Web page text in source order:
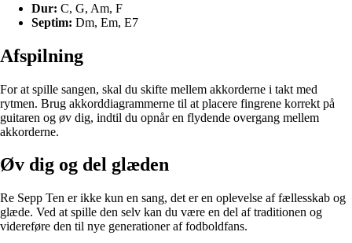
Dur: C, G, Am, F
Septim: Dm, Em, E7
Afspilning
For at spille sangen, skal du skifte mellem akkorderne i takt med
rytmen. Brug akkorddiagrammerne til at placere fingrene korrekt på
guitaren og øv dig, indtil du opnår en flydende overgang mellem
akkorderne.
Øv dig og del glæden
Re Sepp Ten er ikke kun en sang, det er en oplevelse af fællesskab og
glæde. Ved at spille den selv kan du være en del af traditionen og
videreføre den til nye generationer af fodboldfans.